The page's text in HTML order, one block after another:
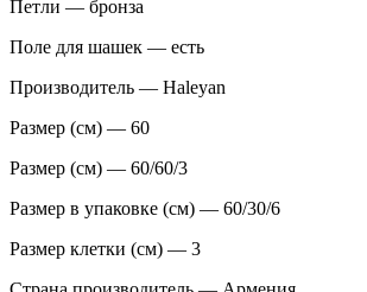
Петли — бронза
Поле для шашек — есть
Производитель — Haleyan
Размер (см) — 60
Размер (см) — 60/60/3
Размер в упаковке (см) — 60/30/6
Размер клетки (см) — 3